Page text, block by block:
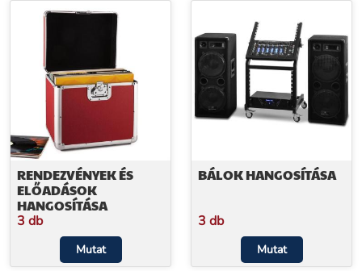
RENDEZVÉNYEK ÉS
ELŐADÁSOK
HANGOSÍTÁSA
3 db
Mutat
BÁLOK HANGOSÍTÁSA
3 db
Mutat